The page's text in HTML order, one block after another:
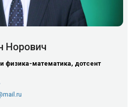
Норович
физика-математика, дотсент